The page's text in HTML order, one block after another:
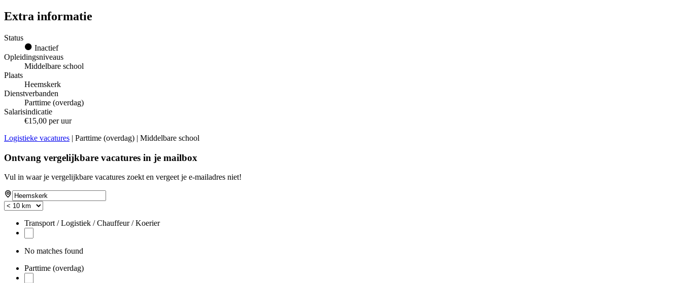
Extra informatie
Status
Inactief
Opleidingsniveaus
Middelbare school
Plaats
Heemskerk
Dienstverbanden
Parttime (overdag)
Salarisindicatie
€15,00 per uur
Logistieke vacatures | Parttime (overdag) | Middelbare school
Ontvang vergelijkbare vacatures in je mailbox
Vul in waar je vergelijkbare vacatures zoekt en vergeet je e-mailadres niet!
Transport / Logistiek / Chauffeur / Koerier
No matches found
Parttime (overdag)